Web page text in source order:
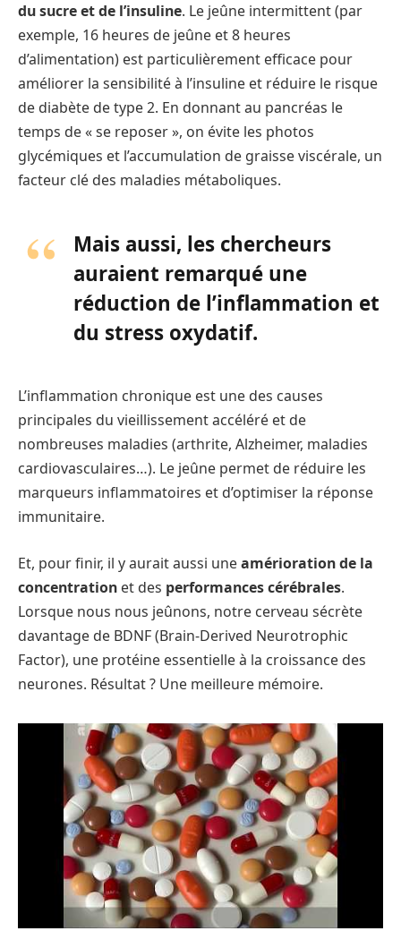
du sucre et de l’insuline. Le jeûne intermittent (par
exemple, 16 heures de jeûne et 8 heures
d’alimentation) est particulièrement efficace pour
améliorer la sensibilité à l’insuline et réduire le risque
de diabète de type 2. En donnant au pancréas le
temps de « se reposer », on évite les photos
glycémiques et l’accumulation de graisse viscérale, un
facteur clé des maladies métaboliques.
Mais aussi, les chercheurs
auraient remarqué une
réduction de l’inflammation et
du stress oxydatif.
L’inflammation chronique est une des causes
principales du vieillissement accéléré et de
nombreuses maladies (arthrite, Alzheimer, maladies
cardiovasculaires…). Le jeûne permet de réduire les
marqueurs inflammatoires et d’optimiser la réponse
immunitaire.
Et, pour finir, il y aurait aussi uneamérioration de la
concentration et des performances cérébrales.
Lorsque nous nous jeûnons, notre cerveau sécrète
davantage de BDNF (Brain-Derived Neurotrophic
Factor), une protéine essentielle à la croissance des
neurones. Résultat ? Une meilleure mémoire.